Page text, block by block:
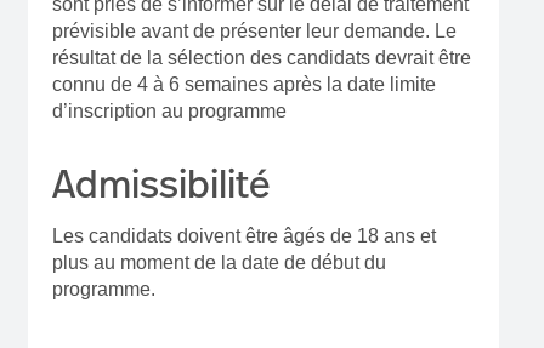
prévisible avant de présenter leur demande. Le
résultat de la sélection des candidats devrait être
connu de 4 à 6 semaines après la date limite
d’inscription au programme
Admissibilité
Les candidats doivent être âgés de 18 ans et
plus au moment de la date de début du
programme.